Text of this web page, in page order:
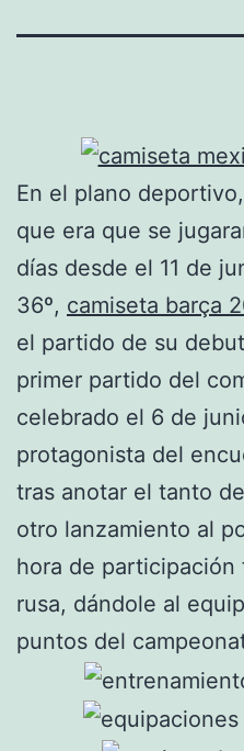
En el plano
que era que se
días desde el 11 de
36º, camiseta barça
el partido de su
primer partido del
celebrado el 6 de
protagonista del
tras anotar el tanto
otro lanzamiento al
hora de
rusa, dándole al
puntos del